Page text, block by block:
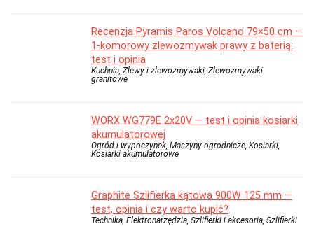
Recenzja Pyramis Paros Volcano 79×50 cm —
1-komorowy zlewozmywak prawy z baterią:
test i opinia
Kuchnia, Zlewy i zlewozmywaki, Zlewozmywaki
granitowe
WORX WG779E 2x20V — test i opinia kosiarki
akumulatorowej
Ogród i wypoczynek, Maszyny ogrodnicze, Kosiarki,
Kosiarki akumulatorowe
Graphite Szlifierka kątowa 900W 125 mm —
test, opinia i czy warto kupić?
Technika, Elektronarzędzia, Szlifierki i akcesoria, Szlifierki